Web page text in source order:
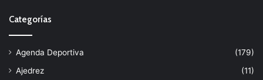
Categorías
Agenda Deportiva
(179)
Ajedrez
(11)